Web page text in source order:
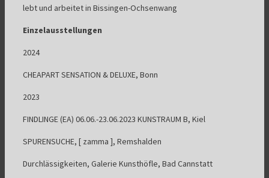
lebt und arbeitet in Bissingen-Ochsenwang
Einzelausstellungen
2024
CHEAPART SENSATION & DELUXE, Bonn
2023
FINDLINGE (EA) 06.06.-23.06.2023 KUNSTRAUM B, Kiel
SPURENSUCHE, [ zamma ], Remshalden
Durchlässigkeiten, Galerie Kunsthöfle, Bad Cannstatt